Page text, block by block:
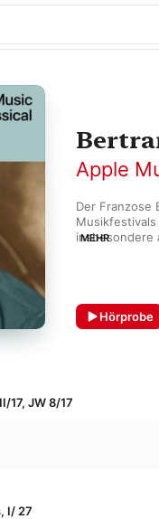
Apple
Der Franzose
insbesondere
bei den
Verleihungen
MEHR
Hörprobe
17, JW 8/17
I/ 27